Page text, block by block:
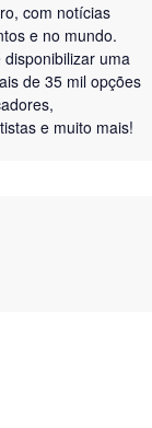
com notícias
e no mundo.
uma
de 35 mil opções
e muito mais!